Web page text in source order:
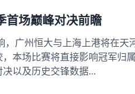
首场巅峰对决前瞻
，广州恒大与上海上港将在天
本场比赛将直接影响冠军归
以及历史交锋数据...